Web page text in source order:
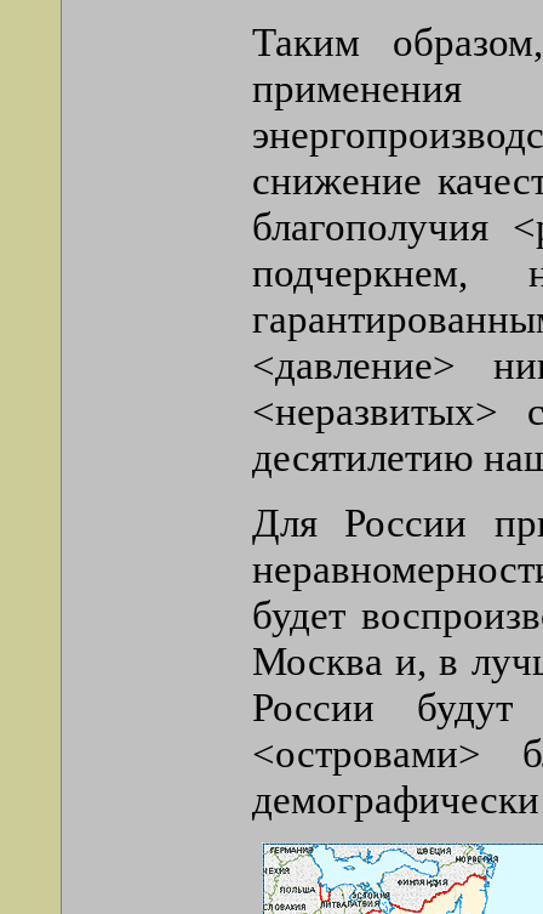
Таким
применения
снижение
благополучия
<давление>
десятилетию
Для России
будет
Москва и, в
России
<островами>